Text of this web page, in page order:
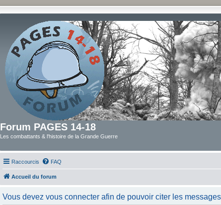
Forum PAGES 14-18
Les combattants & l'histoire de la Grande Guerre
Raccourcis FAQ
Accueil du forum
Vous devez vous connecter afin de pouvoir citer les